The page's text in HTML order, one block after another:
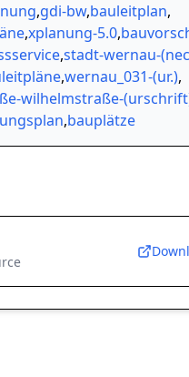
,gdi-bw,bauleitplan,
,xplanung-5.0,
,stadt-wernau-
,wernau_031-(ur.),
wilhelmstraße-
,bauplätze